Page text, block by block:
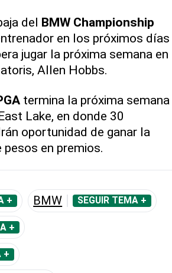
del BMW Championship
en los próximos días
jugar la próxima semana en
Allen Hobbs.
termina la próxima semana
Lake, en donde 30
oportunidad de ganar la
en premios.
+ BMW SEGUIR TEMA +
+
+